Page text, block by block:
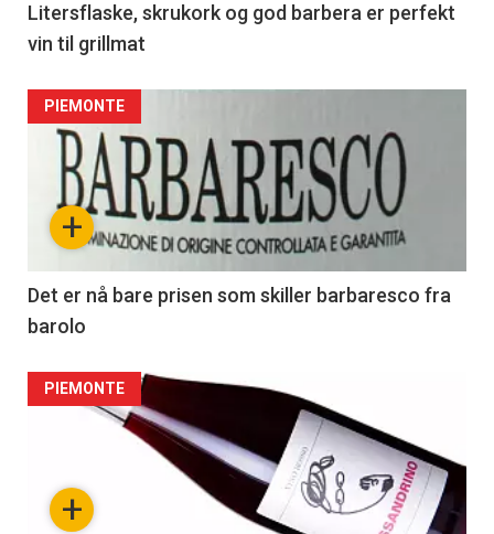
Litersflaske, skrukork og god barbera er perfekt
vin til grillmat
+
PIEMONTE
Det er nå bare prisen som skiller barbaresco fra
barolo
+
PIEMONTE